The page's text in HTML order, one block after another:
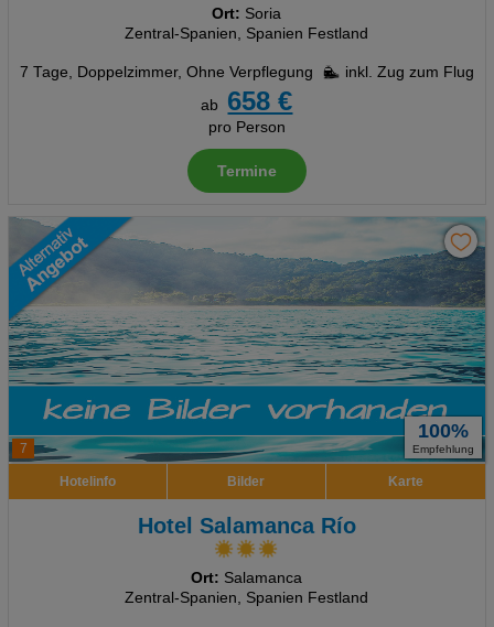
Erweiterte Einstellungen
Ort: Soria
Zentral-Spanien, Spanien Festland
7 Tage, Doppelzimmer, Ohne Verpflegung
inkl. Zug zum Flug
ab
658 €
pro Person
Termine
7
100%
Empfehlung
Hotelinfo Bilder Karte
Hotel Salamanca Río
Ort: Salamanca
Zentral-Spanien, Spanien Festland